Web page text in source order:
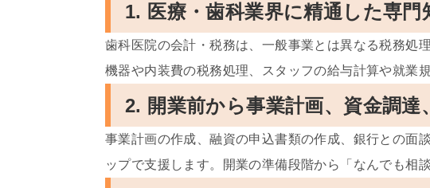
1. 医療・歯科業界に精通した専門
歯科医院の会計・税務は、一般事業とは異なる税務処
機器や内装費の税務処理、スタッフの給与計算や就業
2. 開業前から事業計画、資金調達
事業計画の作成、融資の申込書類の作成、銀行との面
ップで支援します。開業の準備段階から「なんでも相